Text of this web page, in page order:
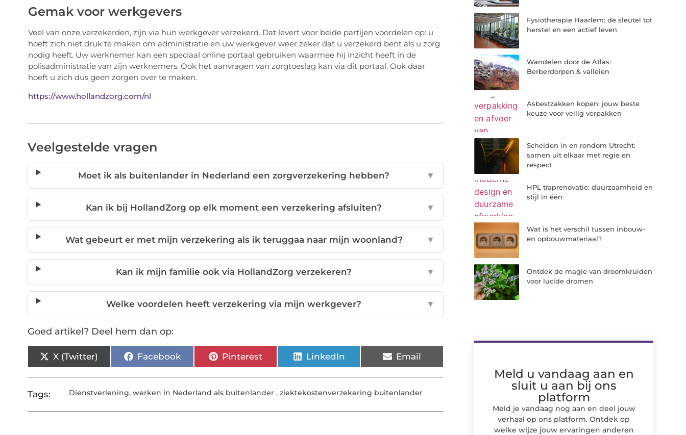
Gemak voor werkgevers
Veel van onze verzekerden, zijn via hun werkgever verzekerd. Dat levert voor beide partijen voordelen op: u
hoeft zich niet druk te maken om administratie en uw werkgever weer zeker dat u verzekerd bent als u zorg
nodig heeft. Uw werknemer kan een speciaal online portaal gebruiken waarmee hij inzicht heeft in de
polisadministratie van zijn werknemers. Ook het aanvragen van zorgtoeslag kan via dit portaal. Ook daar
hoeft u zich dus geen zorgen over te maken.
https://www.hollandzorg.com/nl
Veelgestelde vragen
Moet ik als buitenlander in Nederland een zorgverzekering hebben? ▼
Kan ik bij HollandZorg op elk moment een verzekering afsluiten? ▼
Wat gebeurt er met mijn verzekering als ik teruggaa naar mijn woonland? ▼
Kan ik mijn familie ook via HollandZorg verzekeren? ▼
Welke voordelen heeft verzekering via mijn werkgever? ▼
Goed artikel? Deel hem dan op:
X (Twitter) Facebook Pinterest LinkedIn Email
Tags: Dienstverlening,werken in Nederland als buitenlander ,ziektekostenverzekering buitenlander
Fysiotherapie Haarlem: de sleutel tot
herstel en een actief leven
Wandelen door de Atlas:
Berberdorpen & valleien
Asbestzakken kopen: jouw beste
keuze voor veilig verpakken
Scheiden in en rondom Utrecht:
samen uit elkaar met regie en
respect
HPL traprenovatie: duurzaamheid en
stijl in één
Wat is het verschil tussen inbouw-
en opbouwmateriaal?
Ontdek de magie van droomkruiden
voor lucide dromen
Meld u vandaag aan en
sluit u aan bij ons
platform
Meld je vandaag nog aan en deel jouw
verhaal op ons platform. Ontdek op
welke wijze jouw ervaringen anderen